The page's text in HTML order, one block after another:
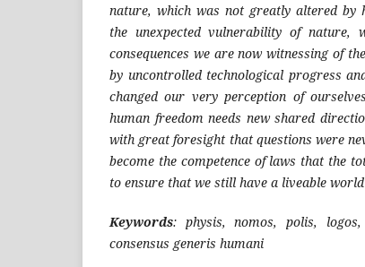
nature, which was not greatly altered by
the unexpected vulnerability of
consequences we are now witnessing of
by uncontrolled technological progress
changed our very perception of
human freedom needs new shared
with great foresight that questions were
become the competence of laws that the
to ensure that we still have a liveable
Keywords: physis, nomos, polis, logos,
consensus generis humani